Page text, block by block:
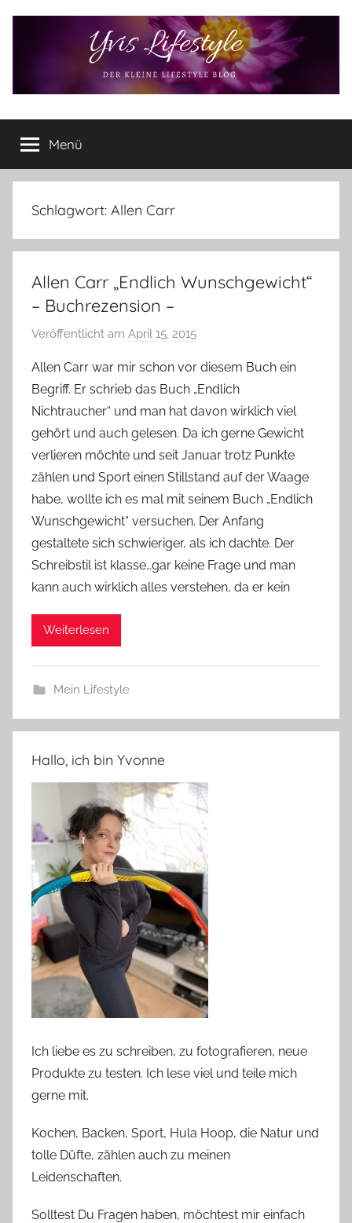
Yvis
Lifestyle
Lifestyle
Blog
–
Lifestyle,
Produkttests
vieles
Menü
Schlagwort: Allen Carr
Allen Carr „Endlich Wunschgewicht“
– Buchrezension –
Veröffentlicht am April 15, 2015
n
Y
v
o
n
n
e
Allen Carr war mir schon vor diesem Buch ein
Begriff. Er schrieb das Buch „Endlich
Nichtraucher“ und man hat davon wirklich viel
gehört und auch gelesen. Da ich gerne Gewicht
verlieren möchte und seit Januar trotz Punkte
zählen und Sport einen Stillstand auf der Waage
habe, wollte ich es mal mit seinem Buch „Endlich
Wunschgewicht“ versuchen. Der Anfang
gestaltete sich schwieriger, als ich dachte. Der
Schreibstil ist klasse…gar keine Frage und man
kann auch wirklich alles verstehen, da er kein
Weiterlesen
Mein Lifestyle
Hallo, ich bin Yvonne
Ich liebe es zu schreiben, zu fotografieren, neue
Produkte zu testen. Ich lese viel und teile mich
gerne mit.
Kochen, Backen, Sport, Hula Hoop, die Natur und
tolle Düfte, zählen auch zu meinen
Leidenschaften.
Solltest Du Fragen haben, möchtest mir einfach